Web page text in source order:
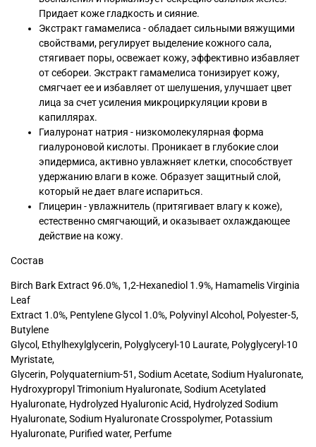
Придает коже гладкость и сияние.
Экстракт гамамелиса - обладает сильными вяжущими
свойствами, регулирует выделение кожного сала,
стягивает поры, освежает кожу, эффективно избавляет
от себореи. Экстракт гамамелиса тонизирует кожу,
смягчает ее и избавляет от шелушения, улучшает цвет
лица за счет усиления микроциркуляции крови в
капиллярах.
Гиалуронат натрия - низкомолекулярная форма
гиалуроновой кислоты. Проникает в глубокие слои
эпидермиса, активно увлажняет клетки, способствует
удержанию влаги в коже. Образует защитный слой,
который не дает влаге испариться.
Глицерин - увлажнитель (притягивает влагу к коже),
естественно смягчающий, и оказывает охлаждающее
действие на кожу.
Состав
Birch Bark Extract 96.0%, 1,2-Hexanediol 1.9%, Hamamelis Virginia
Leaf
Extract 1.0%, Pentylene Glycol 1.0%, Polyvinyl Alcohol, Polyester-5,
Butylene
Glycol, Ethylhexylglycerin, Polyglyceryl-10 Laurate, Polyglyceryl-10
Myristate,
Glycerin, Polyquaternium-51, Sodium Acetate, Sodium Hyaluronate,
Hydroxypropyl Trimonium Hyaluronate, Sodium Acetylated
Hyaluronate, Hydrolyzed Hyaluronic Acid, Hydrolyzed Sodium
Hyaluronate, Sodium Hyaluronate Crosspolymer, Potassium
Hyaluronate, Purified water, Perfume